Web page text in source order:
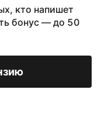
кто напишет
бонус — до 50